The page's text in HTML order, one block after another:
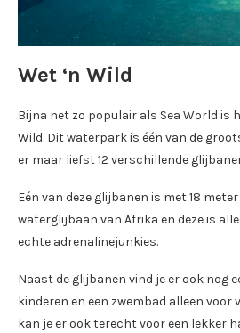
Wet ‘n Wild
Bijna net zo populair als Sea World is
Wild. Dit waterpark is één van de
er maar liefst 12 verschillende
Eén van deze glijbanen is met 18
waterglijbaan van Afrika en deze is
echte adrenalinejunkies.
Naast de glijbanen vind je er ook nog
kinderen en een zwembad alleen
kan je er ook terecht voor een lekker